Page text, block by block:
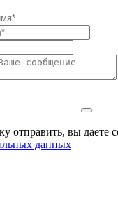
отправить, вы даете
данных